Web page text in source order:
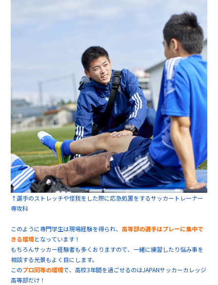
↑選手のストレッチや怪我をした際に応急処置をするサッカートレーナー
専攻科
このように専門学生は現場経験を得られ、高等部の選手はプレーに集中で
きる環境となっています！
もちろんサッカー経験者も多くおりますので、一緒に練習したり悩み事を
相談する光景もよく目にします。
このプロ同等の環境で、高校3年間を過ごせるのはJAPANサッカーカレッジ
高等部だけ！